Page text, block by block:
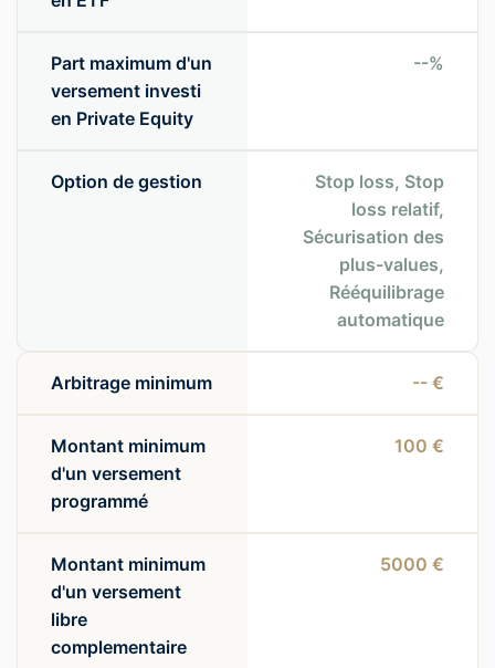
Part maximum d'un
versement investi
en Private Equity
--%
Option de gestion
Stop loss, Stop
loss relatif,
Sécurisation des
plus-values,
Rééquilibrage
automatique
Arbitrage minimum -- €
Montant minimum
d'un versement
programmé
100 €
Montant minimum
d'un versement
libre
complementaire
5000 €